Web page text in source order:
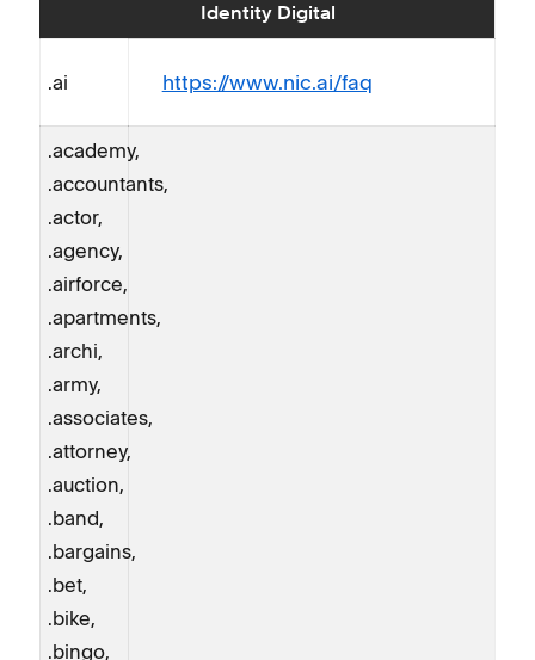
Identity Digital
.ai https://www.nic.ai/faq
.academy,
.accountants,
.actor,
.agency,
.airforce,
.apartments,
.archi,
.army,
.associates,
.attorney,
.auction,
.band,
.bargains,
.bet,
.bike,
.bingo,